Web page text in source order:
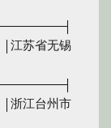
│江苏省无锡
│浙江台州市